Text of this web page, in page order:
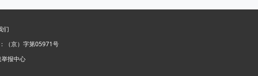
们
（京）字第05971号
报中心